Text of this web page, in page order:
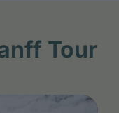
Tour